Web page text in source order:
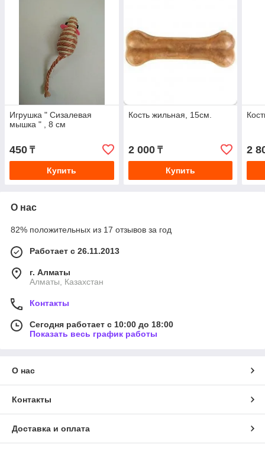
Игрушка " Сизалевая
мышка " , 8 см
450 ₸
Купить
Кость жильная, 15см.
2 000₸
Купить
2
О нас
82% положительных из 17 отзывов за год
Работает с 26.11.2013
г. Алматы
Алматы, Казахстан
Контакты
Сегодня работает с 10:00 до 18:00
Показать весь график работы
О нас
Контакты
Доставка и оплата